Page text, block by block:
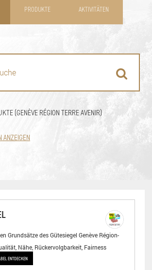
PRODUKTE AKTIVITÄTEN
(GENÈVE RÉGION TERRE AVENIR)
ANZEIGEN
Grundsätze des Gütesiegel Genève Région-
Nähe, Rückervolgbarkeit, Fairness
ENTDECKEN